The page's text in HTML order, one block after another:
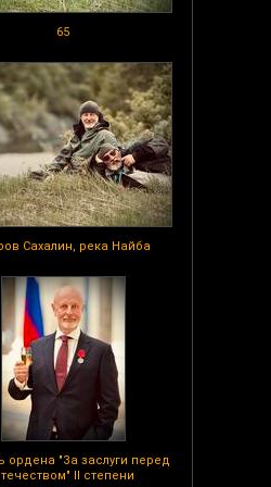
65
Сахалин, река Найба
ордена "За заслуги перед
II степени